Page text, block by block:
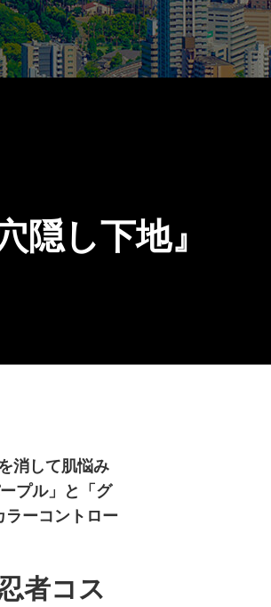
隠し下地』
消して肌悩み
プル」と「グ
ラーコントロー
者コス